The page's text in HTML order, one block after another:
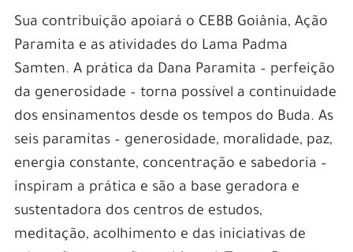
Sua contribuição apoiará o CEBB Goiânia, Ação
Paramita e as atividades do Lama Padma
Samten. A prática da Dana Paramita – perfeição
da generosidade – torna possível a continuidade
dos ensinamentos desde os tempos do Buda. As
seis paramitas – generosidade, moralidade, paz,
energia constante, concentração e sabedoria –
inspiram a prática e são a base geradora e
sustentadora dos centros de estudos,
meditação, acolhimento e das iniciativas de